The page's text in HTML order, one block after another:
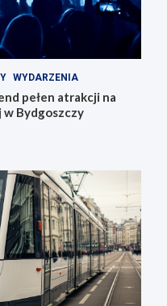
WYDARZENIA
pełen atrakcji na
w Bydgoszczy